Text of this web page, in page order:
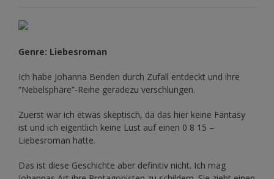
Genre: Liebesroman
Ich habe Johanna Benden durch Zufall entdeckt und ihre
“Nebelsphäre”-Reihe geradezu verschlungen.
Zuerst war ich etwas skeptisch, da das hier keine Fantasy
ist und ich eigentlich keine Lust auf einen 0 8 15 –
Liebesroman hatte.
Das ist diese Geschichte aber definitiv nicht. Ich mag